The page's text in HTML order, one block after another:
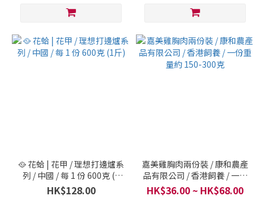
🥘 花蛤 | 花甲 / 理想打邊爐系
列 / 中國 / 每 1 份 600克 (1
斤)
HK$128.00
嘉美雞胸肉兩份裝 / 康和農產
品有限公司 / 香港飼養 / 一份
重量約 150-300克
HK$36.00 ~ HK$68.00